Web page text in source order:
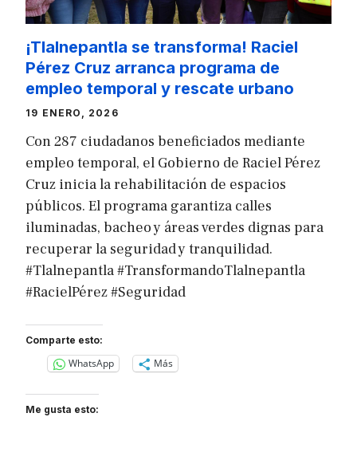
¡Tlalnepantla se transforma! Raciel
Pérez Cruz arranca programa de
empleo temporal y rescate urbano
19 ENERO, 2026
Con 287 ciudadanos beneficiados mediante
empleo temporal, el Gobierno de Raciel Pérez
Cruz inicia la rehabilitación de espacios
públicos. El programa garantiza calles
iluminadas, bacheo y áreas verdes dignas para
recuperar la seguridad y tranquilidad.
#Tlalnepantla #TransformandoTlalnepantla
#RacielPérez #Seguridad
Comparte esto:
WhatsApp Más
Me gusta esto: